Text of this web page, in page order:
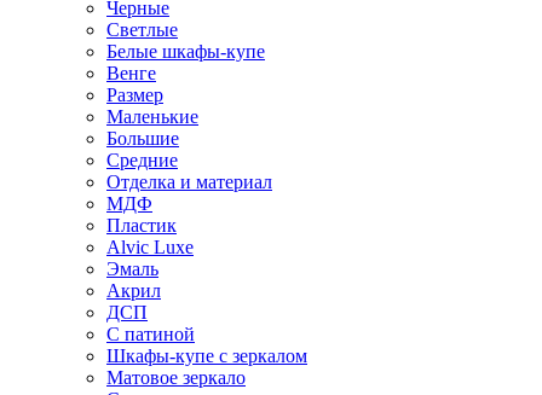
Черные
Светлые
Белые шкафы-купе
Венге
Размер
Маленькие
Большие
Средние
Отделка и материал
МДФ
Пластик
Alvic Luxe
Эмаль
Акрил
ДСП
С патиной
Шкафы-купе с зеркалом
Матовое зеркало